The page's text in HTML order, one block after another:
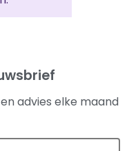
advies elke maand